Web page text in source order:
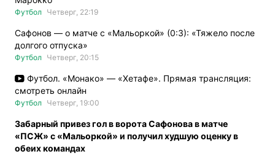
Футбол Четверг, 22:19
Сафонов — о матче с «Мальоркой» (0:3): «Тяжело после
долгого отпуска»
Футбол Четверг, 20:15
Футбол. «Монако» — «Хетафе». Прямая трансляция:
смотреть онлайн
Футбол Четверг, 19:00
Забарный привез гол в ворота Сафонова в матче
«ПСЖ» с «Мальоркой» и получил худшую оценку в
обеих командах